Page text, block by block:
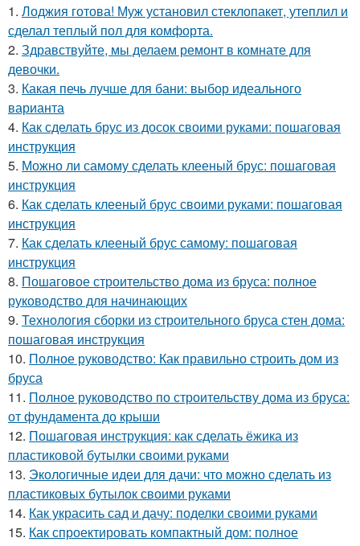
1. Лоджия готова! Муж установил стеклопакет, утеплил и
сделал теплый пол для комфорта.
2. Здравствуйте, мы делаем ремонт в комнате для
девочки.
3. Какая печь лучше для бани: выбор идеального
варианта
4. Как сделать брус из досок своими руками: пошаговая
инструкция
5. Можно ли самому сделать клееный брус: пошаговая
инструкция
6. Как сделать клееный брус своими руками: пошаговая
инструкция
7. Как сделать клееный брус самому: пошаговая
инструкция
8. Пошаговое строительство дома из бруса: полное
руководство для начинающих
9. Технология сборки из строительного бруса стен дома:
пошаговая инструкция
10. Полное руководство: Как правильно строить дом из
бруса
11. Полное руководство по строительству дома из бруса:
от фундамента до крыши
12. Пошаговая инструкция: как сделать ёжика из
пластиковой бутылки своими руками
13. Экологичные идеи для дачи: что можно сделать из
пластиковых бутылок своими руками
14. Как украсить сад и дачу: поделки своими руками
15. Как спроектировать компактный дом: полное